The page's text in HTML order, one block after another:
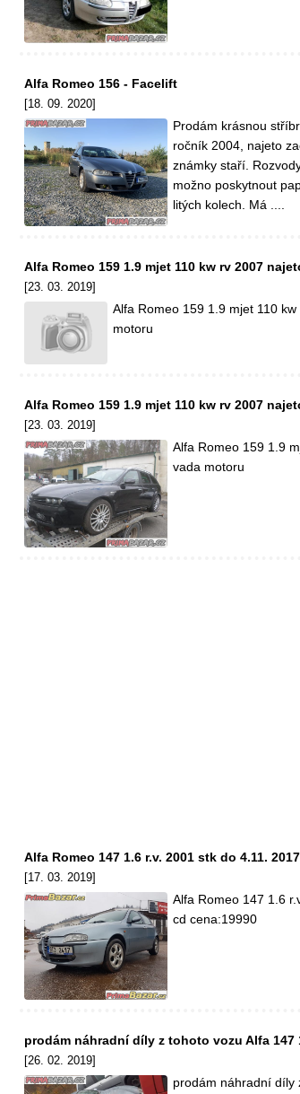
Alfa Romeo 156 - Facelift
[18. 09. 2020]
Prodám krásnou
ročník 2004, najeto
známky staří.
možno poskytnout
litých kolech. Má ....
Alfa Romeo 159 1.9 mjet 110 kw rv 2007
[23. 03. 2019]
Alfa Romeo 159 1.9 mjet 110
motoru
Alfa Romeo 159 1.9 mjet 110 kw rv 2007
[23. 03. 2019]
Alfa Romeo 159 1.9
vada motoru
Alfa Romeo 147 1.6 r.v. 2001 stk do 4.11. 2017
[17. 03. 2019]
Alfa Romeo 147 1.6
cd cena:19990
prodám náhradní díly z tohoto vozu Alfa 147
[26. 02. 2019]
prodám náhradní díly